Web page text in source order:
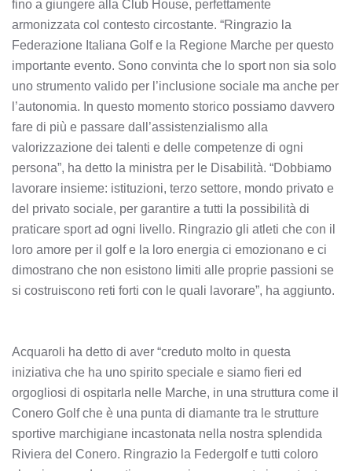
fino a giungere alla Club House, perfettamente
armonizzata col contesto circostante. “Ringrazio la
Federazione Italiana Golf e la Regione Marche per questo
importante evento. Sono convinta che lo sport non sia solo
uno strumento valido per l’inclusione sociale ma anche per
l’autonomia. In questo momento storico possiamo davvero
fare di più e passare dall’assistenzialismo alla
valorizzazione dei talenti e delle competenze di ogni
persona”, ha detto la ministra per le Disabilità. “Dobbiamo
lavorare insieme: istituzioni, terzo settore, mondo privato e
del privato sociale, per garantire a tutti la possibilità di
praticare sport ad ogni livello. Ringrazio gli atleti che con il
loro amore per il golf e la loro energia ci emozionano e ci
dimostrano che non esistono limiti alle proprie passioni se
si costruiscono reti forti con le quali lavorare”, ha aggiunto.
Acquaroli ha detto di aver “creduto molto in questa
iniziativa che ha uno spirito speciale e siamo fieri ed
orgogliosi di ospitarla nelle Marche, in una struttura come il
Conero Golf che è una punta di diamante tra le strutture
sportive marchigiane incastonata nella nostra splendida
Riviera del Conero. Ringrazio la Federgolf e tutti coloro